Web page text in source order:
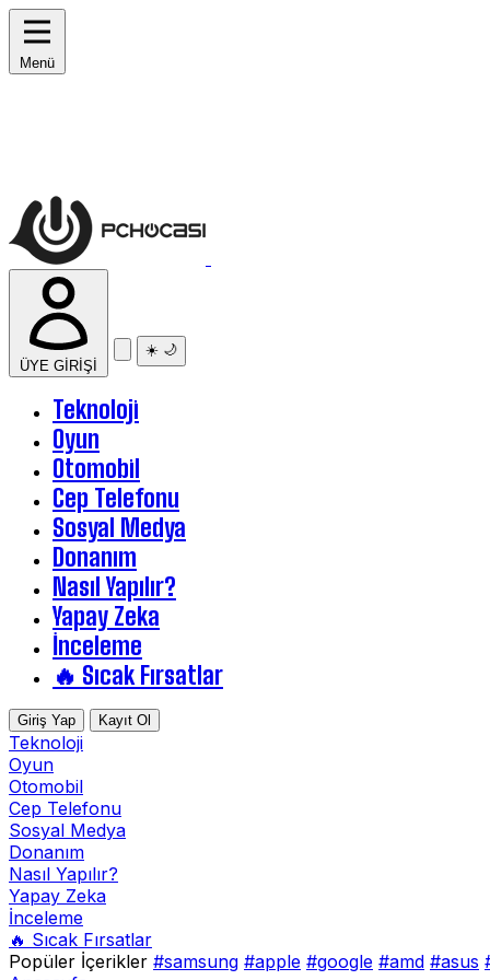
Menü
ÜYE GİRİŞİ
☀️ 🌙
Teknoloji
Oyun
Otomobil
Cep Telefonu
Sosyal Medya
Donanım
Nasıl Yapılır?
Yapay Zeka
İnceleme
🔥 Sıcak Fırsatlar
Giriş Yap Kayıt Ol
Teknoloji
Oyun
Otomobil
Cep Telefonu
Sosyal Medya
Donanım
Nasıl Yapılır?
Yapay Zeka
İnceleme
🔥 Sıcak Fırsatlar
Popüler İçerikler #samsung #apple #google #amd #asus